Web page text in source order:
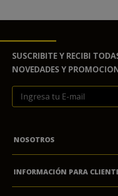
SUSCRIBITE Y RECIBI
NOVEDADES Y
NOSOTROS
INFORMACIÓN PARA